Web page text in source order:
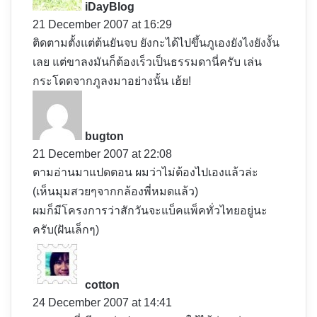
iDayBlog
s
:
21 December 2007 at 16:29
ติดตามตั้งแต่ต้นยันจบ ยังกะได้ไปขึ้นภูเองยังไงยังงั้น
เลย แต่ขาลงมันก็ต้องเร็วเป็นธรรมดานี่ครับ เล่น
กระโดดจากภูลงมาอย่างนั้น เฮ้ย!
bugton
s
:
21 December 2007 at 22:08
ตามอ่านมาแปดตอน ผมว่าไม่ต้องไปเองแล้วล่ะ
(เห็นมุมสวยๆจากกล้องพี่หมดแล้ว)
ผมก็มีโครงการว่าสักวันจะแบ็คแพ็คทั่วไทยอยู่นะ
ครับ(ฝันเล็กๆ)
cotton
s
24 December 2007 at 14:41